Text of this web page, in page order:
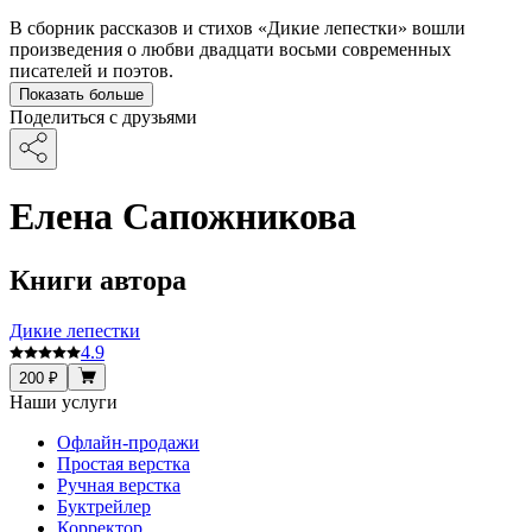
В сборник рассказов и стихов «Дикие лепестки» вошли
произведения о любви двадцати восьми современных
писателей и поэтов.
Показать больше
Поделиться с друзьями
Елена Сапожникова
Книги автора
Дикие лепестки
4.9
200 ₽
Наши услуги
Офлайн-продажи
Простая верстка
Ручная верстка
Буктрейлер
Корректор